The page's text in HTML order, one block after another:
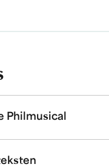
Philmusical